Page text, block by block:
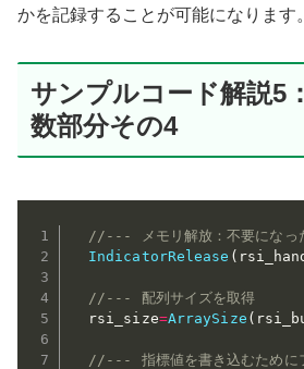
かを記録することが可能になります。
サンプルコード解説5
数部分その4
//--- メモリ解放：不要になっ
IndicatorRelease (
//--- 配列サイズを取得
  rsi_size
=ArraySize (
//--- 指標値を書き込むためにフ